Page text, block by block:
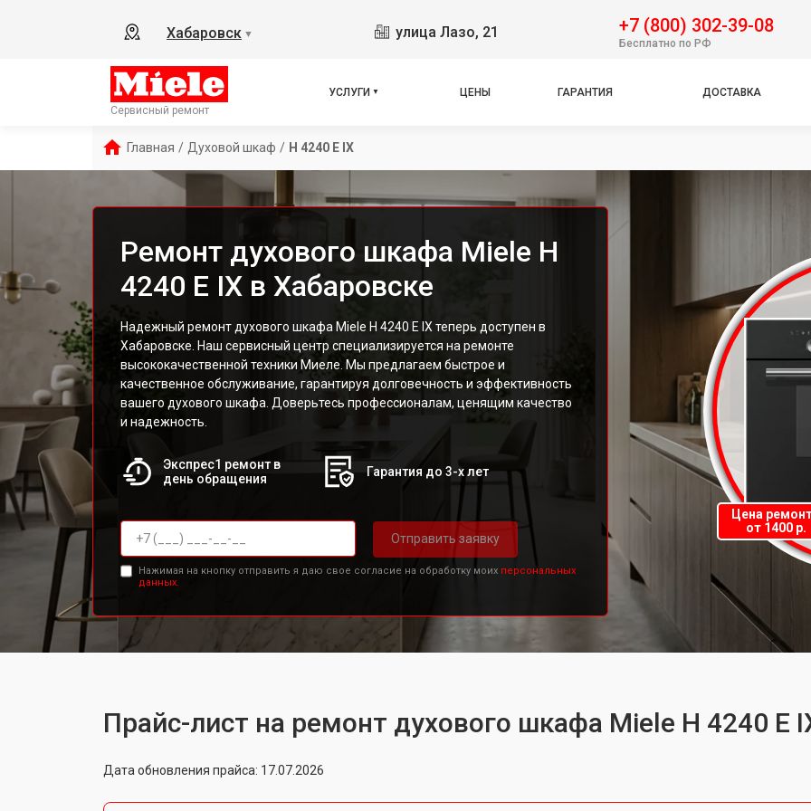
Хабаровск ▼ улица Лазо, 21 +7 (800) 302-39-08
Бесплатно по РФ
Сервисный ремонт
УСЛУГИ ЦЕНЫ ГАРАНТИЯ ДОСТАВКА
Главная / Духовой шкаф / H 4240 E IX
Ремонт духового шкафа Miele H
4240 E IX в Хабаровске
Надежный ремонт духового шкафа Miele H 4240 E IX теперь доступен в
Хабаровске. Наш сервисный центр специализируется на ремонте
высококачественной техники Миеле. Мы предлагаем быстрое и
качественное обслуживание, гарантируя долговечность и эффективность
вашего духового шкафа. Доверьтесь профессионалам, ценящим качество
и надежность.
Экспрес1 ремонт в
день обращения
Гарантия до 3-х лет
Отправить заявку
Нажимая на кнопку отправить я даю свое согласие на обработку моих персональных
данных.
Цена
от 1400 р.
Прайс-лист на ремонт духового шкафа Miele H 4240 E
Дата обновления прайса: 17.07.2026